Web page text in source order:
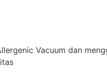
Vacuum dan